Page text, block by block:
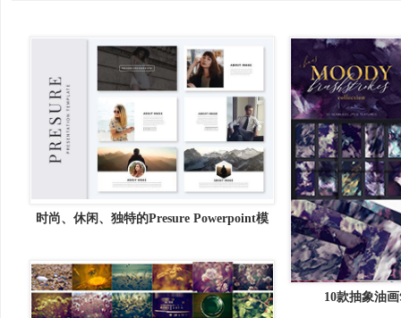
时尚、休闲、独特的Presure Powerpoint模
10款抽象油